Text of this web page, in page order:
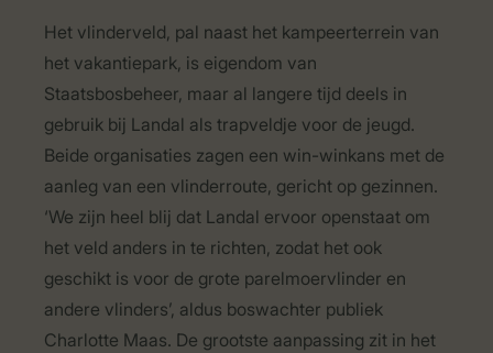
Het vlinderveld, pal naast het kampeerterrein van
het vakantiepark, is eigendom van
Staatsbosbeheer, maar al langere tijd deels in
gebruik bij Landal als trapveldje voor de jeugd.
Beide organisaties zagen een win-winkans met de
aanleg van een vlinderroute, gericht op gezinnen.
‘We zijn heel blij dat Landal ervoor openstaat om
het veld anders in te richten, zodat het ook
geschikt is voor de grote parelmoervlinder en
andere vlinders’, aldus boswachter publiek
Charlotte Maas. De grootste aanpassing zit in het